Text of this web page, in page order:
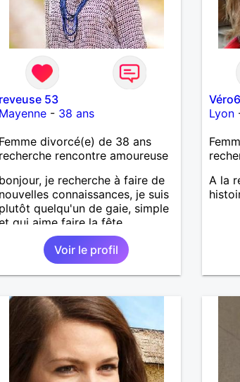
reveuse 53
Mayenne- 38 ans
Femme divorcé(e) de 38 ans
recherche rencontre amoureuse
bonjour, je recherche à faire de
nouvelles connaissances, je suis
plutôt quelqu'un de gaie, simple
qui aime faire la fête.
Voir le profil
Lyon
A la